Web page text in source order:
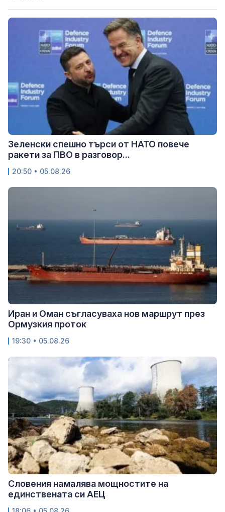
Зеленски спешно търси от НАТО повече
ракети за ПВО в разговор...
20:50 • 05.08.26
Иран и Оман съгласуваха нов маршрут през
Ормузкия проток
19:30 • 05.08.26
Словения намалява мощностите на
единствената си АЕЦ